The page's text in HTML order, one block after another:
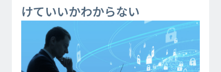
けていいかわからない